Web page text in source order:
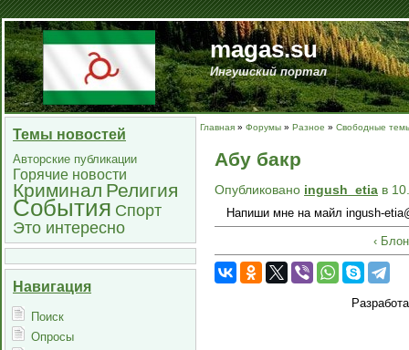
magas.su
Ингушский портал
Темы новостей
Авторские публикации
Горячие новости
Криминал Религия
События Спорт
Это интересно
Навигация
Поиск
Опросы
Главная » Форумы » Разное » Свободные
Абу бакр
Опубликовано ingush_etia в
Напиши мне на майл ingush-
‹